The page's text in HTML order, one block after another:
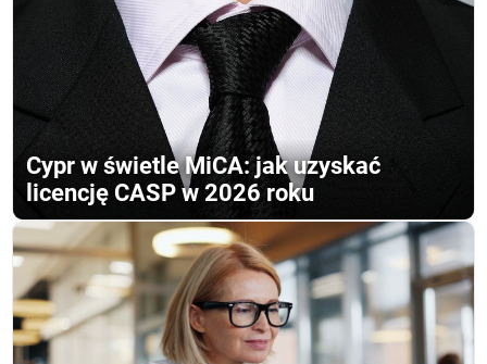
Cypr w świetle MiCA: jak uzyskać
licencję CASP w 2026 roku